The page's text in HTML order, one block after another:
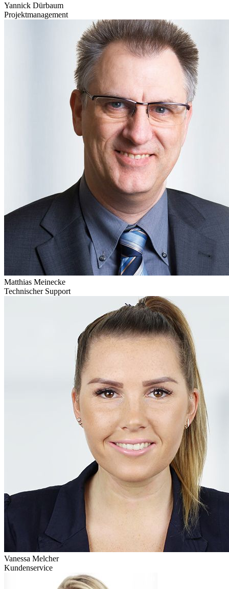
Yannick Dürbaum
Projektmanagement
Matthias Meinecke
Technischer Support
Vanessa Melcher
Kundenservice